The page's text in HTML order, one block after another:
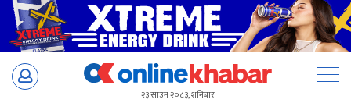
Skip
२३ साउन २०८३, शनिबार